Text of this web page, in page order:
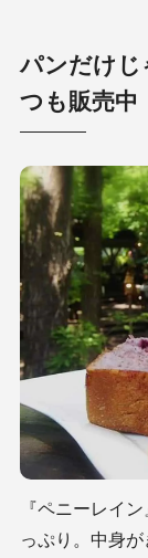
パンだけじ
つも販売中
『ペニーレイ
っぷり。中身